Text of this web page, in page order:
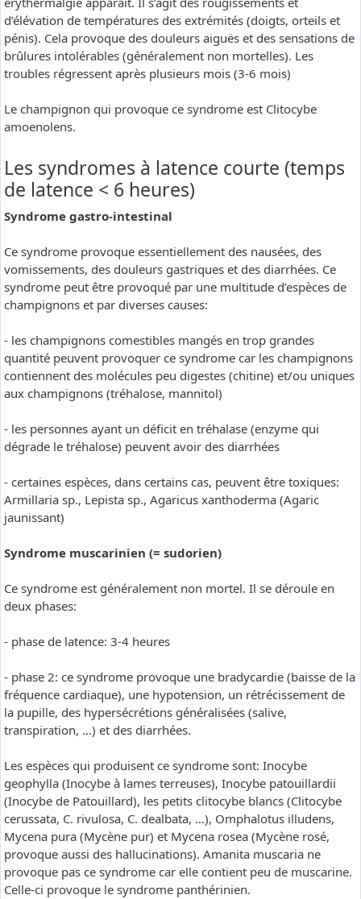
d’élévation de températures des extrémités (doigts, orteils et
pénis). Cela provoque des douleurs aiguës et des sensations de
brûlures intolérables (généralement non mortelles). Les
troubles régressent après plusieurs mois (3-6 mois)
Le champignon qui provoque ce syndrome est Clitocybe
amoenolens.
Les syndromes à latence courte (temps
de latence < 6 heures)
Syndrome gastro-intestinal
Ce syndrome provoque essentiellement des nausées, des
vomissements, des douleurs gastriques et des diarrhées. Ce
syndrome peut être provoqué par une multitude d’espèces de
champignons et par diverses causes:
- les champignons comestibles mangés en trop grandes
quantité peuvent provoquer ce syndrome car les champignons
contiennent des molécules peu digestes (chitine) et/ou uniques
aux champignons (tréhalose, mannitol)
- les personnes ayant un déficit en tréhalase (enzyme qui
dégrade le tréhalose) peuvent avoir des diarrhées
- certaines espèces, dans certains cas, peuvent être toxiques:
Armillaria sp., Lepista sp., Agaricus xanthoderma (Agaric
jaunissant)
Syndrome muscarinien (= sudorien)
Ce syndrome est généralement non mortel. Il se déroule en
deux phases:
- phase de latence: 3-4 heures
- phase 2: ce syndrome provoque une bradycardie (baisse de la
fréquence cardiaque), une hypotension, un rétrécissement de
la pupille, des hypersécrétions généralisées (salive,
transpiration, …) et des diarrhées.
Les espèces qui produisent ce syndrome sont: Inocybe
geophylla (Inocybe à lames terreuses), Inocybe patouillardii
(Inocybe de Patouillard), les petits clitocybe blancs (Clitocybe
cerussata, C. rivulosa, C. dealbata, …), Omphalotus illudens,
Mycena pura (Mycène pur) et Mycena rosea (Mycène rosé,
provoque aussi des hallucinations). Amanita muscaria ne
provoque pas ce syndrome car elle contient peu de muscarine.
Celle-ci provoque le syndrome panthérinien.